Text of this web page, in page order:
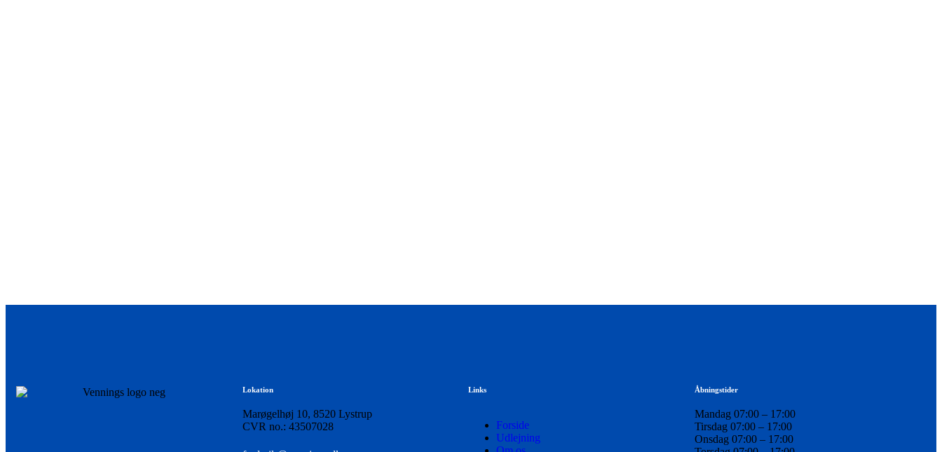
Lokation
Marøgelhøj 10, 8520 Lystrup
CVR no.: 43507028
Links
Forside
Udlejning
Åbningstider
Mandag 07:00 – 17:00
Tirsdag 07:00 – 17:00
Onsdag 07:00 – 17:00